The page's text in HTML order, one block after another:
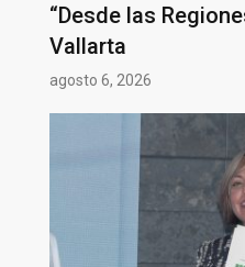
“Desde las
Vallarta
agosto 6, 2026